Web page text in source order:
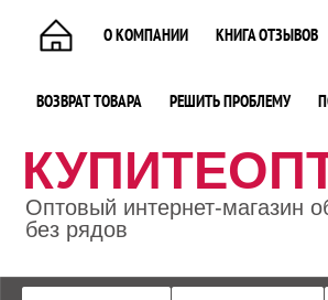
О КОМПАНИИ КНИГА ОТЗЫВОВ
ВОЗВРАТ ТОВАРА РЕШИТЬ ПРОБЛЕМУ
Оптовый интернет-магазин
без рядов